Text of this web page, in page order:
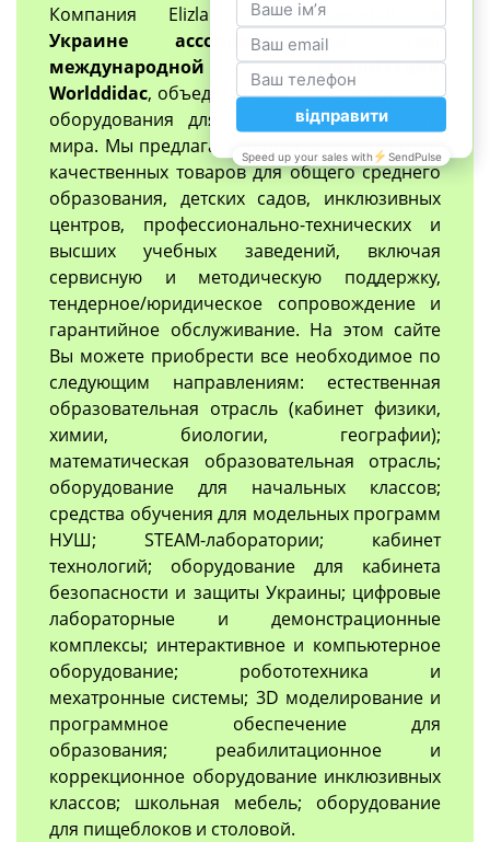
Компания Elizlabsединственный в
Украине ассоциированный член
международной организации
Worlddidac, объединяющий производителей
оборудования для образования со всего
мира. Мы предлагаем широкий ассортимент
качественных товаров для общего среднего
образования, детских садов, инклюзивных
центров, профессионально-технических и
высших учебных заведений, включая
сервисную и методическую поддержку,
тендерное/юридическое сопровождение и
гарантийное обслуживание. На этом сайте
Вы можете приобрести все необходимое по
следующим направлениям: естественная
образовательная отрасль (кабинет физики,
химии, биологии, географии);
математическая образовательная отрасль;
оборудование для начальных классов;
средства обучения для модельных программ
НУШ; STEAM-лаборатории; кабинет
технологий; оборудование для кабинета
безопасности и защиты Украины; цифровые
лабораторные и демонстрационные
комплексы; интерактивное и компьютерное
оборудование; робототехника и
мехатронные системы; 3D моделирование и
программное обеспечение для
образования; реабилитационное и
коррекционное оборудование инклюзивных
классов; школьная мебель; оборудование
для пищеблоков и столовой.